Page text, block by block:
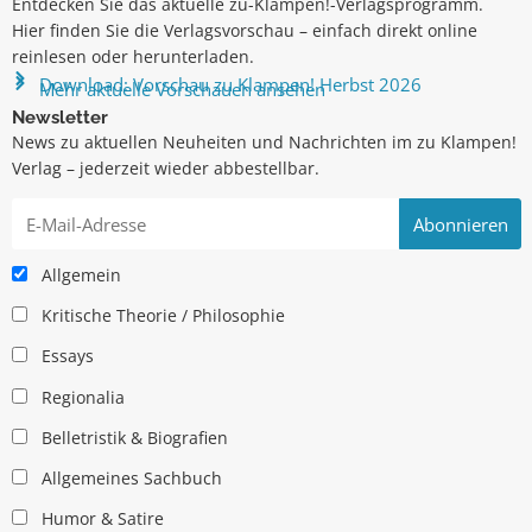
Entdecken Sie das aktuelle zu-Klampen!-Verlagsprogramm.
Hier finden Sie die Verlagsvorschau – einfach direkt online
reinlesen oder herunterladen.
Download: Vorschau zu Klampen! Herbst 2026
Mehr aktuelle Vorschauen ansehen
Newsletter
News zu aktuellen Neuheiten und Nachrichten im zu Klampen!
Verlag – jederzeit wieder abbestellbar.
Allgemein
Kritische Theorie / Philosophie
Essays
Regionalia
Belletristik & Biografien
Allgemeines Sachbuch
Humor & Satire